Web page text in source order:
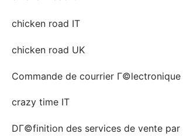
chicken road IT
chicken road UK
Commande de courrier Г©lectronique
crazy time IT
DГ©finition des services de vente par